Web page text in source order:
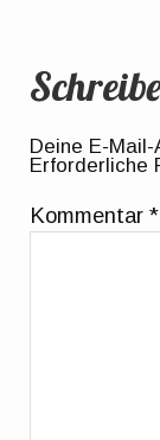
Deine E-
Erforderliche
Kommentar*